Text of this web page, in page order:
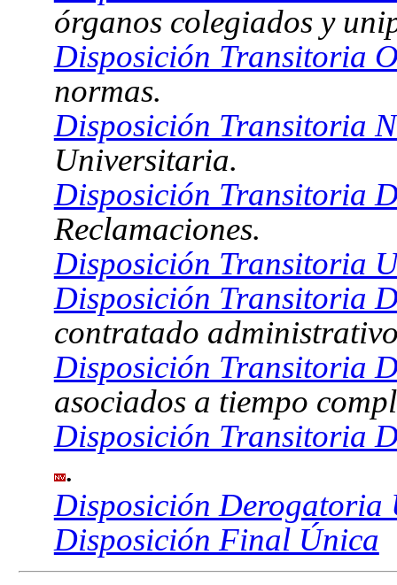
órganos colegiados y
Disposición Transitoria
normas.
Disposición Transitoria
Universitaria.
Disposición Transitoria
Reclamaciones.
Disposición Transitoria
Disposición Transitoria
contratado
Disposición Transitoria
asociados a tiempo
Disposición Transitoria
.
Disposición Derogatoria
Disposición Final Única